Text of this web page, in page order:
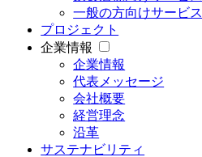
一般の方向けサービス
プロジェクト
企業情報
企業情報
代表メッセージ
会社概要
経営理念
沿革
サステナビリティ